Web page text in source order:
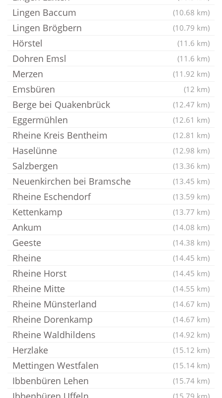
Lingen Baccum (10.68 km)
Lingen Brögbern (10.79 km)
Hörstel (11.6 km)
Dohren Emsl (11.6 km)
Merzen (11.92 km)
Emsbüren (12 km)
Berge bei Quakenbrück (12.47 km)
Eggermühlen (12.61 km)
Rheine Kreis Bentheim (12.81 km)
Haselünne (12.98 km)
Salzbergen (13.36 km)
Neuenkirchen bei Bramsche (13.45 km)
Rheine Eschendorf (13.59 km)
Kettenkamp (13.77 km)
Ankum (14.08 km)
Geeste (14.38 km)
Rheine (14.45 km)
Rheine Horst (14.45 km)
Rheine Mitte (14.55 km)
Rheine Münsterland (14.67 km)
Rheine Dorenkamp (14.67 km)
Rheine Waldhildens (14.92 km)
Herzlake (15.12 km)
Mettingen Westfalen (15.14 km)
Ibbenbüren Lehen (15.74 km)
(15.79 km)